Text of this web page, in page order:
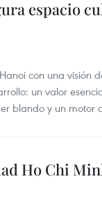
espacio
con una visión
un valor
blando y un motor
Ho Chi